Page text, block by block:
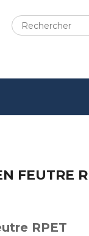
FEUTRE
RPET